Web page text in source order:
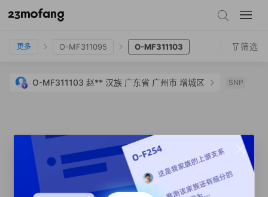
O-MF117769
更多 O-MF311095 O-MF311103 筛选
O-MF311103 赵** 汉族 广东省 广州市 增城区 SNP